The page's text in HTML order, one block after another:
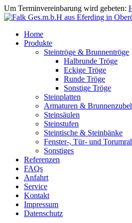
Um Terminvereinbarung wird gebeten:
Home
Produkte
Steintröge & Brunnentröge
Halbrunde Tröge
Eckige Tröge
Runde Tröge
Sonstige Tröge
Steinplatten
Armaturen &
Steinsäulen
Steinstufen
Steintische & Steinbänke
Fenster-, Tür- und
Sonstiges
Referenzen
FAQs
Anfahrt
Service
Kontakt
Impressum
Datenschutz